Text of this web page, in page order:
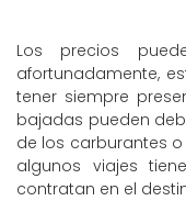
Los precios
afortunadamente,
tener siempre
bajadas pueden
de los carburantes
algunos viajes
contratan en el